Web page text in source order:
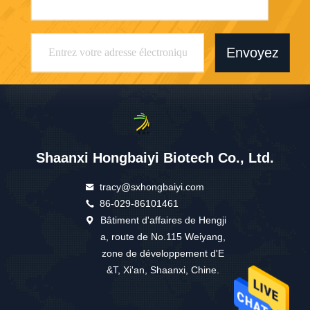
Envoyez
Shaanxi Hongbaiyi Biotech Co., Ltd.
tracy@sxhongbaiyi.com
86-029-86101461
Bâtiment d'affaires de Hengji
a, route de No.115 Weiyang,
zone de développement d'E
&T, Xi'an, Shaanxi, Chine.